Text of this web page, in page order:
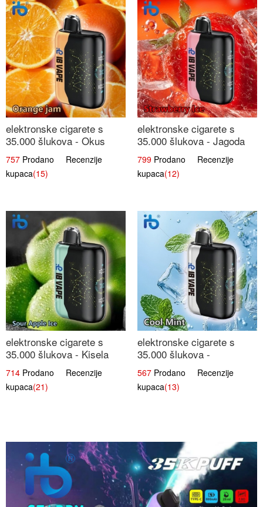
elektronske cigarete s
35.000 šlukova - Okus
Narančinog Džema |
Dugotrajno Iskustvo
757 Prodano Recenzije
kupaca(15)
elektronske cigarete s
35.000 šlukova - Jagoda
Led | Ohladivši i
Osježavajući Okus
799 Prodano Recenzije
kupaca(12)
elektronske cigarete s
35.000 šlukova - Kisela
Jabuka Led | Osježavajući
Kiselo-Slatki Okus
714 Prodano Recenzije
kupaca(21)
elektronske cigarete s
35.000 šlukova -
Osježavajući Mentol |
Čista i Svježa Okus
567 Prodano Recenzije
kupaca(13)